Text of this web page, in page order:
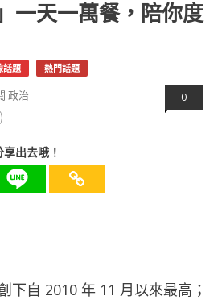
一天一萬餐，陪你度
話題 熱門話題
政治 0
出去哦！
下自 2010 年 11 月以來最高；